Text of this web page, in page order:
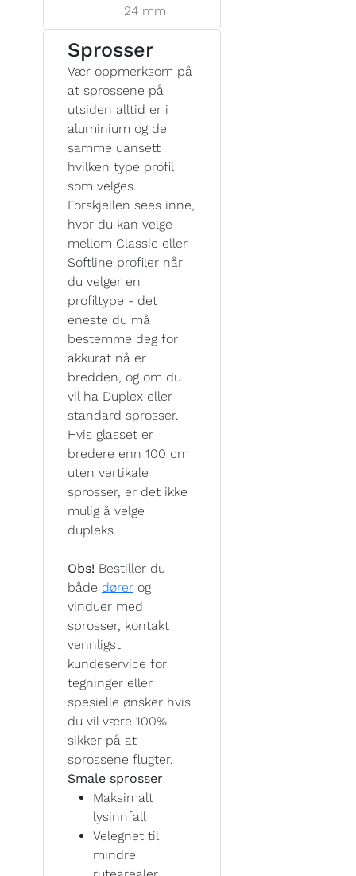
24 mm
Sprosser
Vær oppmerksom på
at sprossene på
utsiden alltid er i
aluminium og de
samme uansett
hvilken type profil
som velges.
Forskjellen sees inne,
hvor du kan velge
mellom Classic eller
Softline profiler når
du velger en
profiltype - det
eneste du må
bestemme deg for
akkurat nå er
bredden, og om du
vil ha Duplex eller
standard sprosser.
Hvis glasset er
bredere enn 100 cm
uten vertikale
sprosser, er det ikke
mulig å velge
dupleks.
Obs! Bestiller du
både dører og
vinduer med
sprosser, kontakt
vennligst
kundeservice for
tegninger eller
spesielle ønsker hvis
du vil være 100%
sikker på at
sprossene flugter.
Smale sprosser
Maksimalt
lysinnfall
Velegnet til
mindre